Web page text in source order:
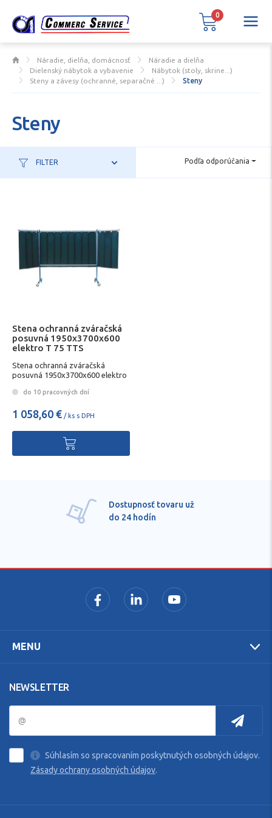
Náradie, dielňa, domácnosť
Náradie a dielňa
Dielenský nábytok a vybavenie
Nábytok (stoly, skrine...)
Steny a závesy (ochranné, separačné ...)
Steny
Steny
FILTER Podľa odporúčania
Stena ochranná zváračská
posuvná 1950x3700x600
elektro T 75 TTS
Stena ochranná zváračská
posuvná 1950x3700x600 elektro
do 10 pracovných dní
1 058,60 € / ks s DPH
Dostupnosť tovaru už
do 24 hodín
MENU
NEWSLETTER
Súhlasím so spracovaním poskytnutých osobných údajov.
Zásady ochrany osobných údajov.
0